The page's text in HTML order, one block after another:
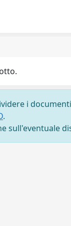
i
.
sull'eventuale